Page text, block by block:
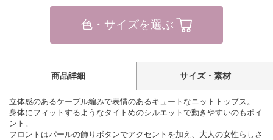
色・サイズを選ぶ
商品詳細 サイズ・素材
立体感のあるケーブル編みで表情のあるキュートなニットトップス。
身体にフィットするようなタイトめのシルエットで動きやすいのもポイ
ント。
フロントはパールの飾りボタンでアクセントを加え、大人の女性らしさ